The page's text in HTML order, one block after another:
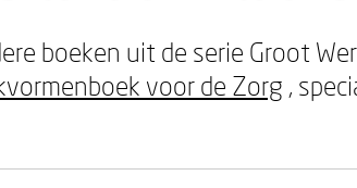
boeken uit de serie Groot
voor de Zorg ,